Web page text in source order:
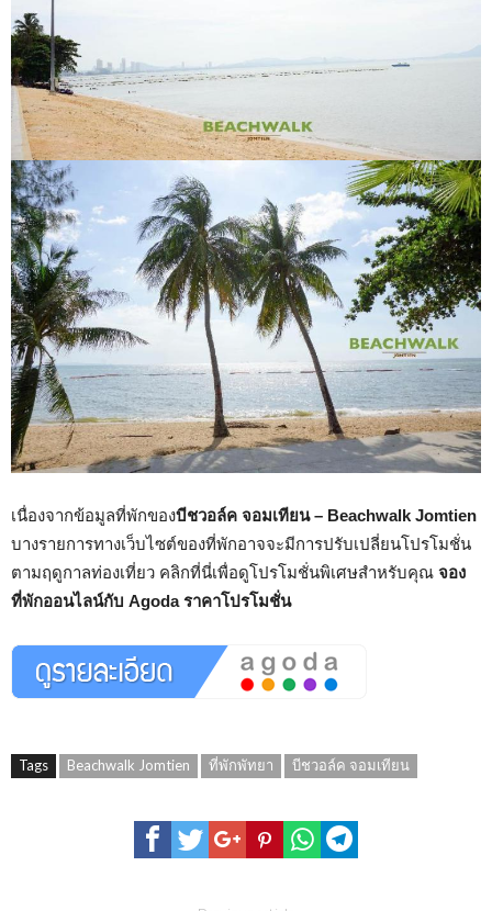
เนื่องจากข้อมูลที่พักของบีชวอล์ค จอมเทียน – Beachwalk Jomtien
บางรายการทางเว็บไซต์ของที่พักอาจจะมีการปรับเปลี่ยนโปรโมชั่น
ตามฤดูกาลท่องเที่ยว คลิกที่นี่เพื่อดูโปรโมชั่นพิเศษสำหรับคุณ จอง
ที่พักออนไลน์กับ Agoda ราคาโปรโมชั่น
Tags Beachwalk Jomtien ที่พักพัทยา บีชวอล์ค จอมเทียน